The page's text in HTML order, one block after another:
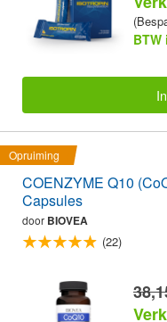
BTW
Opruiming
COENZYME Q10
Capsules
door BIOVEA
(22)